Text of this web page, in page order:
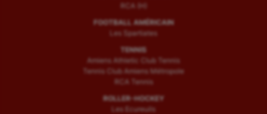
RCA (H)
FOOTBALL AMÉRICAIN
Les Spartiates
TENNIS
Amiens Athletic Club Tennis
Tennis Club Amiens Métropole
RCA Tennis
ROLLER-HOCKEY
Les Ecureuils